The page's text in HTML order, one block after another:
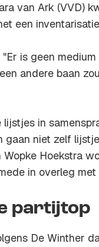
van Ark (VVD)
een
is geen
andere baan
in
gaan niet zelf
Hoekstra
in overleg met
partijtop
De Winther